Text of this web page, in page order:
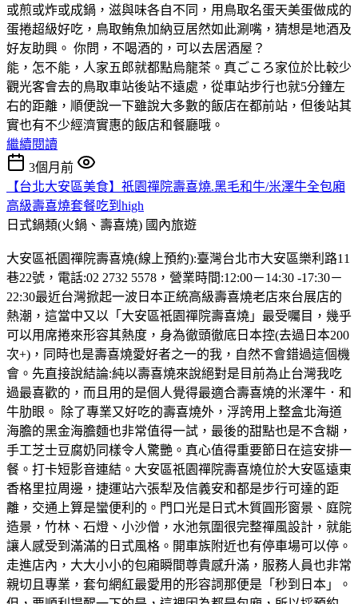
或煎或炸或成鍋，滋與味各自不同，用鳥取名蛋天美蛋做成的
蛋捲超級好吃，鳥取鲔魚加納豆居然如此涮嘴，猜想是地酒及
好友助興。 你問，不喝酒的，可以去居酒屋？
能，怎不能，人家五郎就都點烏龍茶。真ごころ家位於比較少
觀光客會去的鳥取車站後站不遠處，從車站步行也就5分鐘左
右的距離，順便說一下雖說大多數的飯店在都前站，但後站其
實也有不少經濟實惠的飯店和餐廳哦。
繼續閱讀
3個月前
【台北大安區美食】祇園禪院壽喜燒.黑毛和牛/米澤牛全包廂
高級壽喜燒套餐吃到high
日式鍋類(火鍋、壽喜燒) 國內旅遊
大安區祇園禪院壽喜燒(線上預約):臺灣台北市大安區樂利路11
巷22號，電話:02 2732 5578，營業時間:12:00－14:30 -17:30－
22:30最近台灣掀起一波日本正統高級壽喜燒老店來台展店的
熱潮，這當中又以「大安區祇園禪院壽喜燒」最受囑目，幾乎
可以用席捲來形容其熱度，身為徹頭徹底日本控(去過日本200
次+)，同時也是壽喜燒愛好者之一的我，自然不會錯過這個機
會。先直接說結論:純以壽喜燒來說絕對是目前為止台灣我吃
過最喜歡的，而且用的是個人覺得最適合壽喜燒的米澤牛．和
牛肋眼。 除了專業又好吃的壽喜燒外，浮誇用上整盒北海道
海膽的黑金海膽麵也非常值得一試，最後的甜點也是不含糊，
手工芝士豆腐奶同樣令人驚艷。真心值得重要節日在這安排一
餐。打卡短影音連結。大安區祇園禪院壽喜燒位於大安區遠東
香格里拉周邊，捷運站六張犁及信義安和都是步行可達的距
離，交通上算是蠻便利的。門口光是日式木質圓形窗景、庭院
造景，竹林、石燈、小沙僧，水池氛圍很完整禪風設計，就能
讓人感受到滿滿的日式風格。開車族附近也有停車場可以停。
走進店內，大大小小的包廂瞬間尊貴感升滿，服務人員也非常
親切且專業，套句網紅最愛用的形容詞那便是「秒到日本」。